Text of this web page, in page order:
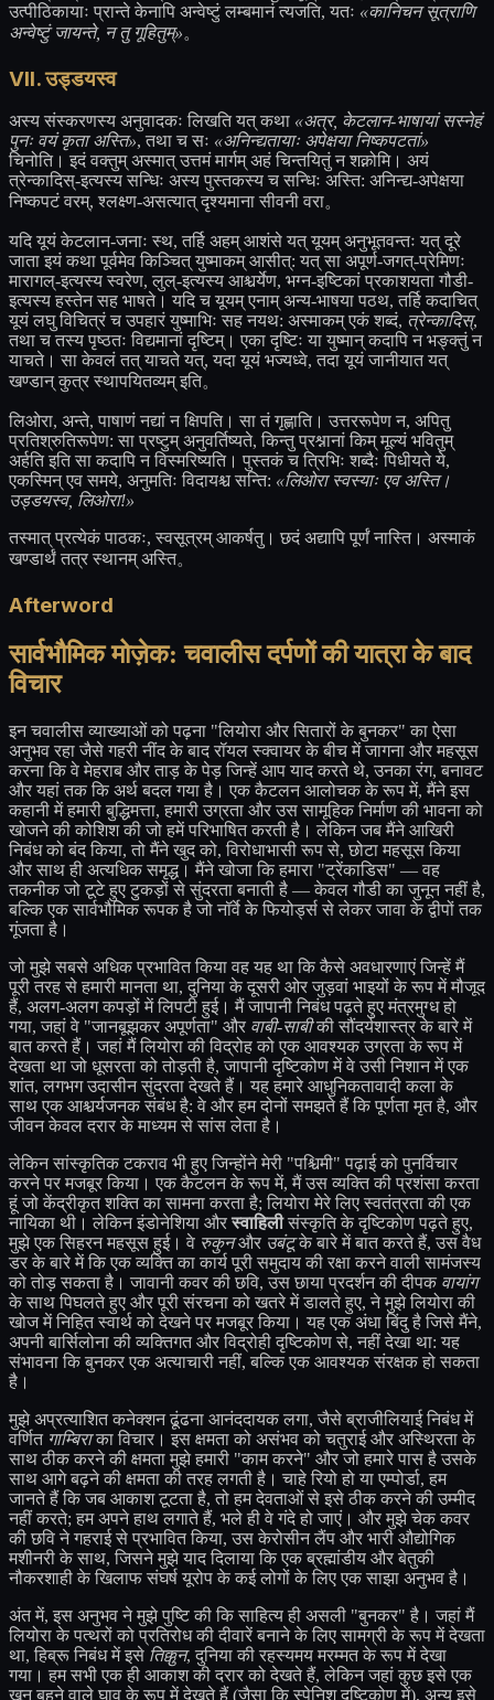
उत्पीठिकायाः प्रान्ते केनापि अन्वेष्टुं लम्बमानं त्यजति, यतः «कानिचन सूत्राणि
अन्वेष्टुं जायन्ते, न तु गूहितुम्»。
VII. उड्डयस्व
अस्य संस्करणस्य अनुवादकः लिखति यत् कथा «अत्र, केटलान-भाषायां सस्नेहं
पुनः वयं कृता अस्ति», तथा च सः «अनिन्द्यतायाः अपेक्षया निष्कपटतां»
चिनोति। इदं वक्तुम् अस्मात् उत्तमं मार्गम् अहं चिन्तयितुं न शक्नोमि। अयं
त्रेन्कादिस्-इत्यस्य सन्धिः अस्य पुस्तकस्य च सन्धिः अस्ति: अनिन्द्य-अपेक्षया
निष्कपटं वरम्, श्लक्ष्ण-असत्यात् दृश्यमाना सीवनी वरा。
यदि यूयं केटलान-जनाः स्थ, तर्हि अहम् आशंसे यत् यूयम् अनुभूतवन्तः यत् दूरे
जाता इयं कथा पूर्वमेव किञ्चित् युष्माकम् आसीत्: यत् सा अपूर्ण-जगत्-प्रेमिणः
मारागल्-इत्यस्य स्वरेण, लुल्-इत्यस्य आश्चर्येण, भग्न-इष्टिकां प्रकाशयता गौडी-
इत्यस्य हस्तेन सह भाषते। यदि च यूयम् एनाम् अन्य-भाषया पठथ, तर्हि कदाचित्
यूयं लघु विचित्रं च उपहारं युष्माभिः सह नयथ: अस्माकम् एकं शब्दं, त्रेन्कादिस्,
तथा च तस्य पृष्ठतः विद्यमानां दृष्टिम्। एका दृष्टिः या युष्मान् कदापि न भङ्क्तुं न
याचते। सा केवलं तत् याचते यत्, यदा यूयं भज्यध्वे, तदा यूयं जानीयात यत्
खण्डान् कुत्र स्थापयितव्यम् इति。
लिओरा, अन्ते, पाषाणं नद्यां न क्षिपति। सा तं गृह्णाति। उत्तररूपेण न, अपितु
प्रतिश्रुतिरूपेण: सा प्रष्टुम् अनुवर्तिष्यते, किन्तु प्रश्नानां किम् मूल्यं भवितुम्
अर्हति इति सा कदापि न विस्मरिष्यति। पुस्तकं च त्रिभिः शब्दैः पिधीयते ये,
एकस्मिन् एव समये, अनुमतिः विदायश्च सन्ति: «लिओरा स्वस्याः एव अस्ति।
उड्डयस्व, लिओरा!»
तस्मात् प्रत्येकं पाठकः, स्वसूत्रम् आकर्षतु। छदं अद्यापि पूर्णं नास्ति। अस्माकं
खण्डार्थं तत्र स्थानम् अस्ति。
Afterword
सार्वभौमिक मोज़ेक: चवालीस दर्पणों की यात्रा के बाद
विचार
इन चवालीस व्याख्याओं को पढ़ना "लियोरा और सितारों के बुनकर" का ऐसा
अनुभव रहा जैसे गहरी नींद के बाद रॉयल स्क्वायर के बीच में जागना और महसूस
करना कि वे मेहराब और ताड़ के पेड़ जिन्हें आप याद करते थे, उनका रंग, बनावट
और यहां तक कि अर्थ बदल गया है। एक कैटलन आलोचक के रूप में, मैंने इस
कहानी में हमारी बुद्धिमत्ता, हमारी उग्रता और उस सामूहिक निर्माण की भावना को
खोजने की कोशिश की जो हमें परिभाषित करती है। लेकिन जब मैंने आखिरी
निबंध को बंद किया, तो मैंने खुद को, विरोधाभासी रूप से, छोटा महसूस किया
और साथ ही अत्यधिक समृद्ध। मैंने खोजा कि हमारा "ट्रेंकाडिस" — वह
तकनीक जो टूटे हुए टुकड़ों से सुंदरता बनाती है — केवल गौडी का जुनून नहीं है,
बल्कि एक सार्वभौमिक रूपक है जो नॉर्वे के फियोर्ड्स से लेकर जावा के द्वीपों तक
गूंजता है।
जो मुझे सबसे अधिक प्रभावित किया वह यह था कि कैसे अवधारणाएं जिन्हें मैं
पूरी तरह से हमारी मानता था, दुनिया के दूसरी ओर जुड़वां भाइयों के रूप में मौजूद
हैं, अलग-अलग कपड़ों में लिपटी हुई। मैं जापानी निबंध पढ़ते हुए मंत्रमुग्ध हो
गया, जहां वे "जानबूझकर अपूर्णता" और वाबी-साबीकी सौंदर्यशास्त्र के बारे में
बात करते हैं। जहां मैं लियोरा की विद्रोह को एक आवश्यक उग्रता के रूप में
देखता था जो धूसरता को तोड़ती है, जापानी दृष्टिकोण में वे उसी निशान में एक
शांत, लगभग उदासीन सुंदरता देखते हैं। यह हमारे आधुनिकतावादी कला के
साथ एक आश्चर्यजनक संबंध है: वे और हम दोनों समझते हैं कि पूर्णता मृत है, और
जीवन केवल दरार के माध्यम से सांस लेता है।
लेकिन सांस्कृतिक टकराव भी हुए जिन्होंने मेरी "पश्चिमी" पढ़ाई को पुनर्विचार
करने पर मजबूर किया। एक कैटलन के रूप में, मैं उस व्यक्ति की प्रशंसा करता
हूं जो केंद्रीकृत शक्ति का सामना करता है; लियोरा मेरे लिए स्वतंत्रता की एक
नायिका थी। लेकिन इंडोनेशिया औरस्वाहिलीसंस्कृति के दृष्टिकोण पढ़ते हुए,
मुझे एक सिहरन महसूस हुई। वे रुकुनऔर उबंटूके बारे में बात करते हैं, उस वैध
डर के बारे में कि एक व्यक्ति का कार्य पूरी समुदाय की रक्षा करने वाली सामंजस्य
को तोड़ सकता है। जावानी कवर की छवि, उस छाया प्रदर्शन की दीपक वायांग
के साथ पिघलते हुए और पूरी संरचना को खतरे में डालते हुए, ने मुझे लियोरा की
खोज में निहित स्वार्थ को देखने पर मजबूर किया। यह एक अंधा बिंदु है जिसे मैंने,
अपनी बार्सिलोना की व्यक्तिगत और विद्रोही दृष्टिकोण से, नहीं देखा था: यह
संभावना कि बुनकर एक अत्याचारी नहीं, बल्कि एक आवश्यक संरक्षक हो सकता
है।
मुझे अप्रत्याशित कनेक्शन ढूंढना आनंददायक लगा, जैसे ब्राजीलियाई निबंध में
वर्णित गाम्बिराका विचार। इस क्षमता को असंभव को चतुराई और अस्थिरता के
साथ ठीक करने की क्षमता मुझे हमारी "काम करने" और जो हमारे पास है उसके
साथ आगे बढ़ने की क्षमता की तरह लगती है। चाहे रियो हो या एम्पोर्डा, हम
जानते हैं कि जब आकाश टूटता है, तो हम देवताओं से इसे ठीक करने की उम्मीद
नहीं करते; हम अपने हाथ लगाते हैं, भले ही वे गंदे हो जाएं। और मुझे चेक कवर
की छवि ने गहराई से प्रभावित किया, उस केरोसीन लैंप और भारी औद्योगिक
मशीनरी के साथ, जिसने मुझे याद दिलाया कि एक ब्रह्मांडीय और बेतुकी
नौकरशाही के खिलाफ संघर्ष यूरोप के कई लोगों के लिए एक साझा अनुभव है।
अंत में, इस अनुभव ने मुझे पुष्टि की कि साहित्य ही असली "बुनकर" है। जहां मैं
लियोरा के पत्थरों को प्रतिरोध की दीवारें बनाने के लिए सामग्री के रूप में देखता
था, हिब्रू निबंध में इसे तिक्कुन, दुनिया की रहस्यमय मरम्मत के रूप में देखा
गया। हम सभी एक ही आकाश की दरार को देखते हैं, लेकिन जहां कुछ इसे एक
खून बहने वाले घाव के रूप में देखते हैं (जैसा कि स्पेनिश दृष्टिकोण में), अन्य इसे